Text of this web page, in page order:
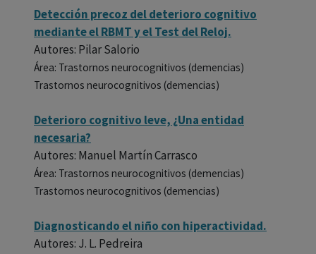
Detección precoz del deterioro cognitivo
mediante el RBMT y el Test del Reloj.
Autores: Pilar Salorio
Área: Trastornos neurocognitivos (demencias)
Trastornos neurocognitivos (demencias)
Deterioro cognitivo leve, ¿Una entidad
necesaria?
Autores: Manuel Martín Carrasco
Área: Trastornos neurocognitivos (demencias)
Trastornos neurocognitivos (demencias)
Diagnosticando el niño con hiperactividad.
Autores: J. L. Pedreira